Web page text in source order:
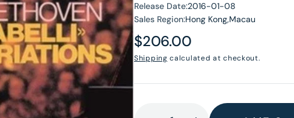
Release Date:2016-01-08
Sales Region:Hong Kong,Macau
Regular
price
$206.00
Shipping calculated at checkout.